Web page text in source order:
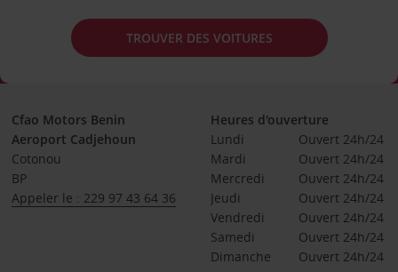
TROUVER DES VOITURES
Cfao Motors Benin
Aeroport Cadjehoun
Cotonou
BP
Appeler le : 229 97 43 64 36
Heures d'ouverture
Lundi
Ouvert 24h/24
Mardi
Ouvert 24h/24
Mercredi
Ouvert 24h/24
Jeudi
Ouvert 24h/24
Vendredi
Ouvert 24h/24
Samedi
Ouvert 24h/24
Dimanche
Ouvert 24h/24